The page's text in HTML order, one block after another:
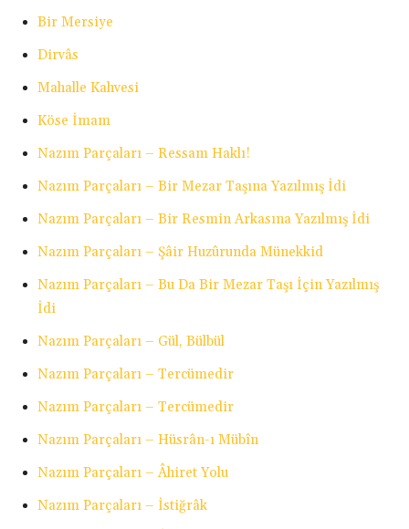
Bir Mersiye
Dirvâs
Mahalle Kahvesi
Köse İmam
Nazım Parçaları – Ressam Haklı!
Nazım Parçaları – Bir Mezar Taşına Yazılmış İdi
Nazım Parçaları – Bir Resmin Arkasına Yazılmış İdi
Nazım Parçaları – Şâir Huzûrunda Münekkid
Nazım Parçaları – Bu Da Bir Mezar Taşı İçin Yazılmış
İdi
Nazım Parçaları – Gül, Bülbül
Nazım Parçaları – Tercümedir
Nazım Parçaları – Tercümedir
Nazım Parçaları – Hüsrân-ı Mübîn
Nazım Parçaları – Âhiret Yolu
Nazım Parçaları – İstiğrâk